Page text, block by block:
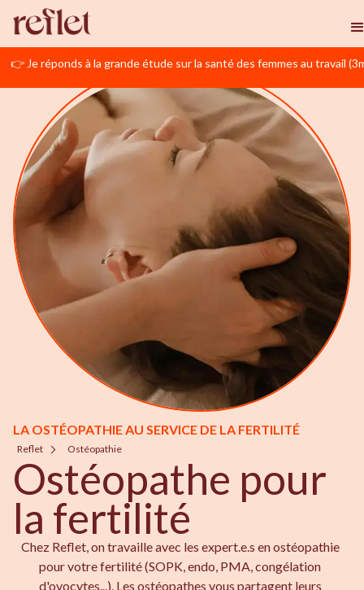
👉 Je réponds à la grande étude sur la santé des femmes au travail
LA OSTÉOPATHIE AU SERVICE DE LA FERTILITÉ
Reflet Ostéopathie
Ostéopathe pour
la fertilité
Chez Reflet, on travaille avec les expert.e.s en ostéopathie
pour votre fertilité (SOPK, endo, PMA, congélation
d'ovocytes...). Les ostéopathes vous partagent leurs